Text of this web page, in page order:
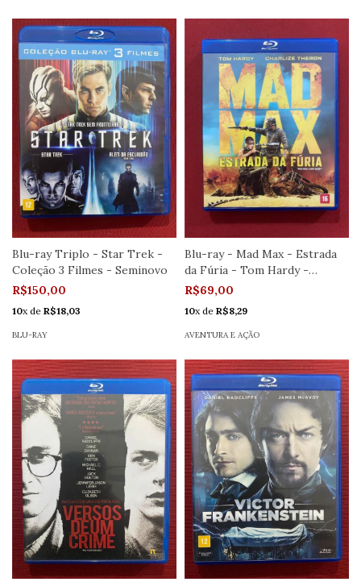
Blu-ray Triplo - Star Trek -
Coleção 3 Filmes - Seminovo
R$150,00
10x de R$18,03
BLU-RAY
Blu-ray - Mad Max - Estrada
da Fúria - Tom Hardy -
Seminovo
R$69,00
10x de R$8,29
AVENTURA E AÇÃO